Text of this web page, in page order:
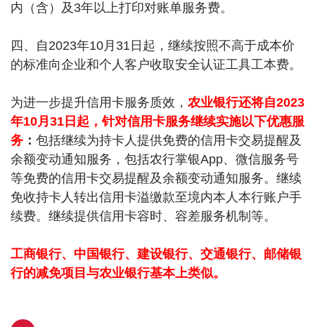
内（含）及3年以上打印对账单服务费。
四、自2023年10月31日起，继续按照不高于成本价
的标准向企业和个人客户收取安全认证工具工本费。
为进一步提升信用卡服务质效， 农业银行还将自2023
年10月31日起，针对信用卡服务继续实施以下优惠服
务 ： 包括继续为持卡人提供免费的信用卡交易提醒及
余额变动通知服务，包括农行掌银App、微信服务号
等免费的信用卡交易提醒及余额变动通知服务。继续
免收持卡人转出信用卡溢缴款至境内本人本行账户手
续费。继续提供信用卡容时、容差服务机制等。
工商银行、中国银行、建设银行、交通银行、邮储银
行的减免项目与农业银行基本上类似。